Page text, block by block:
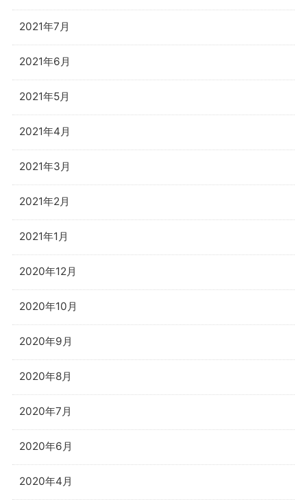
2021年7月
2021年6月
2021年5月
2021年4月
2021年3月
2021年2月
2021年1月
2020年12月
2020年10月
2020年9月
2020年8月
2020年7月
2020年6月
2020年4月